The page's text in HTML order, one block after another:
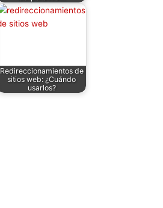
Redireccionamientos de
sitios web: ¿Cuándo
usarlos?